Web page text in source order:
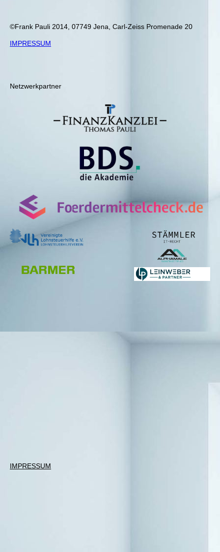
©Frank Pauli 2014, 07749 Jena, Carl-Zeiss Promenade 20
IMPRESSUM
Netzwerkpartner
IMPRESSUM